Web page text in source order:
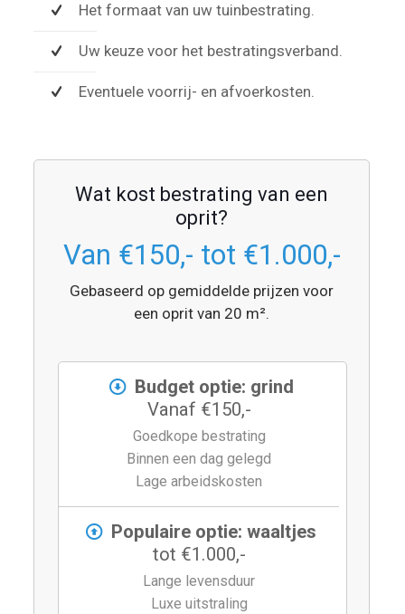
Het formaat van uw tuinbestrating.
Uw keuze voor het bestratingsverband.
Eventuele voorrij- en afvoerkosten.
Wat kost bestrating van een
oprit?
Van €150,- tot €1.000,-
Gebaseerd op gemiddelde prijzen voor
een oprit van 20 m².
Budget optie: grind
Vanaf €150,-
Goedkope bestrating
Binnen een dag gelegd
Lage arbeidskosten
Populaire optie: waaltjes
tot €1.000,-
Lange levensduur
Luxe uitstraling